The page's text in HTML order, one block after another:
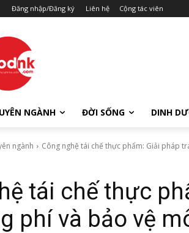
Đăng nhập/Đăng ký Liên hệ Cộng tác viên
NGÀNH ĐỜI SỐNG DINH
ngành Công nghệ tái chế thực phẩm: Giải pháp
tái chế thực
phí và bảo vệ